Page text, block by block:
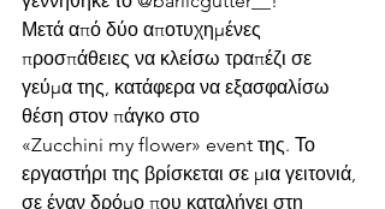
Μετά από δύο αποτυχημένες
προσπάθειες να κλείσω τραπέζι σε
γεύμα της, κατάφερα να εξασφαλίσω
θέση στον πάγκο στο
«Zucchini my flower» event της. Το
εργαστήρι της βρίσκεται σε μια γειτονιά,
σε έναν δρόμο που καταλήγει στη